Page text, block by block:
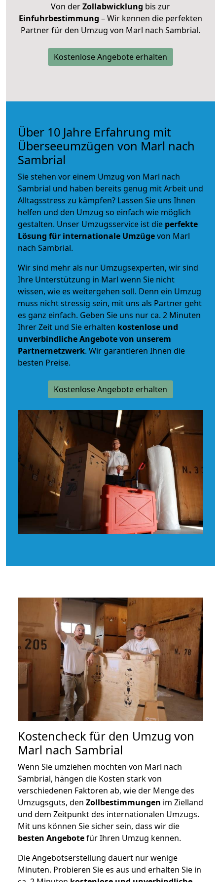
Von derZollabwicklung bis zur
Einfuhrbestimmung – Wir kennen die perfekten
Partner für den Umzug von Marl nach Sambrial.
Kostenlose Angebote erhalten
Über 10 Jahre Erfahrung mit
Überseeumzügen von Marl nach
Sambrial
Sie stehen vor einem Umzug von Marl nach
Sambrial und haben bereits genug mit Arbeit und
Alltagsstress zu kämpfen? Lassen Sie uns Ihnen
helfen und den Umzug so einfach wie möglich
gestalten. Unser Umzugsservice ist die perfekte
Lösung für internationale Umzügevon Marl
nach Sambrial.
Wir sind mehr als nur Umzugsexperten, wir sind
Ihre Unterstützung in Marl wenn Sie nicht
wissen, wie es weitergehen soll. Denn ein Umzug
muss nicht stressig sein, mit uns als Partner geht
es ganz einfach. Geben Sie uns nur ca. 2 Minuten
Ihrer Zeit und Sie erhalten kostenlose und
unverbindlicheAngebote von unserem
Partnernetzwerk. Wir garantieren Ihnen die
besten Preise.
Kostenlose Angebote erhalten
Kostencheck für den Umzug von
Marl nach Sambrial
Wenn Sie umziehen möchten von Marl nach
Sambrial, hängen die Kosten stark von
verschiedenen Faktoren ab, wie der Menge des
Umzugsguts, den Zollbestimmungen im Zielland
und dem Zeitpunkt des internationalen Umzugs.
Mit uns können Sie sicher sein, dass wir die
besten Angebotefür Ihren Umzug kennen.
Die Angebotserstellung dauert nur wenige
Minuten. Probieren Sie es aus und erhalten Sie in